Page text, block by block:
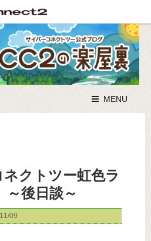
MENU
ネクトツー虹色ラ
～後日談～
09